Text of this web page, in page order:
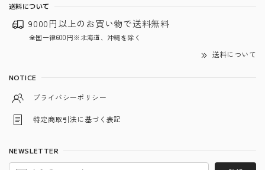
送料について
9000円以上のお買い物で送料無料
全国一律600円※北海道、沖縄を除く
送料について
NOTICE
プライバシーポリシー
特定商取引法に基づく表記
NEWSLETTER